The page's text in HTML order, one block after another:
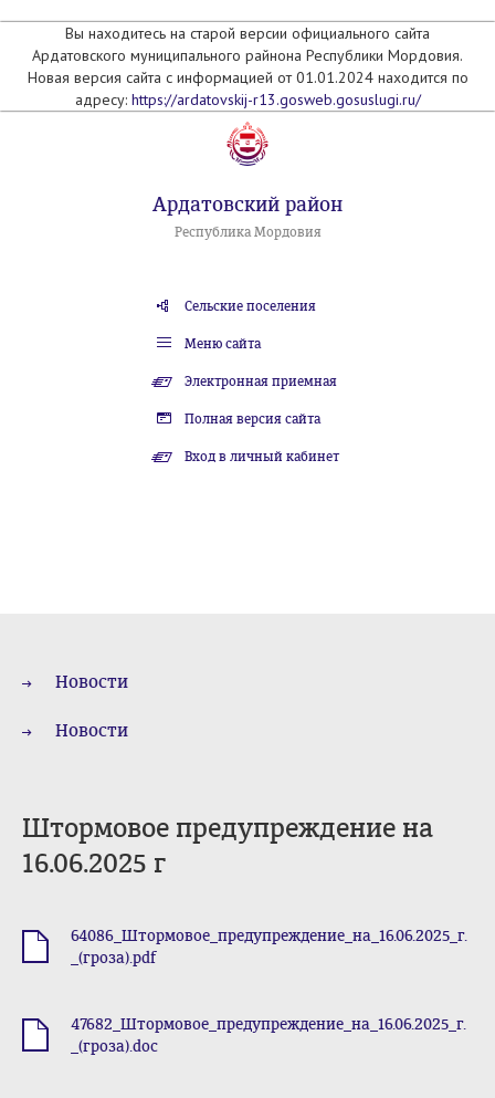
Вы находитесь на старой версии официального сайта
Ардатовского муниципального райнона Республики Мордовия.
Новая версия сайта с информацией от 01.01.2024 находится по
адресу: https://ardatovskij-r13.gosweb.gosuslugi.ru/
Ардатовский район
Республика Мордовия
Сельские поселения
Меню сайта
Электронная приемная
Полная версия сайта
Вход в личный кабинет
Новости
Новости
Штормовое предупреждение на
16.06.2025 г
64086_Штормовое_предупреждение_на_16.06.2025_г.
_(гроза).pdf
47682_Штормовое_предупреждение_на_16.06.2025_г.
_(гроза).doc